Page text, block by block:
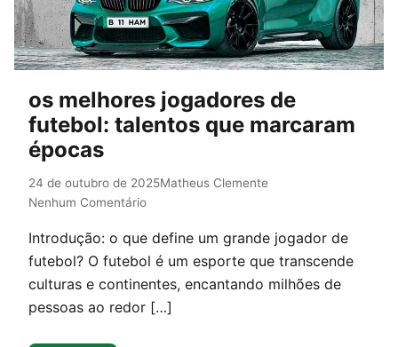
os melhores jogadores de
futebol: talentos que marcaram
épocas
24 de outubro de 2025Matheus Clemente
Nenhum Comentário
Introdução: o que define um grande jogador de
futebol? O futebol é um esporte que transcende
culturas e continentes, encantando milhões de
pessoas ao redor […]